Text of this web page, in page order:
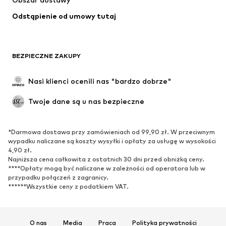
Odstąpienie od umowy tutaj
BEZPIECZNE ZAKUPY
Nasi klienci ocenili nas "bardzo dobrze"
Twoje dane są u nas bezpieczne
*Darmowa dostawa przy zamówieniach od 99,90 zł. W przeciwnym
wypadku naliczane są koszty wysyłki i opłaty za usługę w wysokości
4,90 zł.
Najniższa cena całkowita z ostatnich 30 dni przed obniżką ceny.
****Opłaty mogą być naliczane w zależności od operatora lub w
przypadku połączeń z zagranicy.
******Wszystkie ceny z podatkiem VAT.
O nas Media Praca Polityka prywatności